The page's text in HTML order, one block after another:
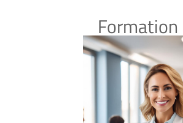
Formation